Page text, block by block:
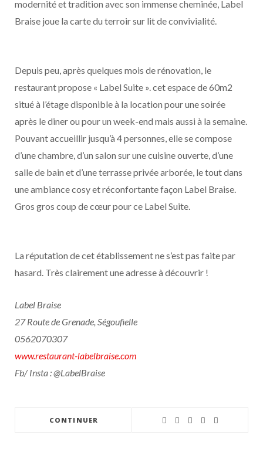
modernité et tradition avec son immense cheminée, Label
Braise joue la carte du terroir sur lit de convivialité.
Depuis peu, après quelques mois de rénovation, le
restaurant propose « Label Suite ». cet espace de 60m2
situé à l’étage disponible à la location pour une soirée
après le diner ou pour un week-end mais aussi à la semaine.
Pouvant accueillir jusqu’à 4 personnes, elle se compose
d’une chambre, d’un salon sur une cuisine ouverte, d’une
salle de bain et d’une terrasse privée arborée, le tout dans
une ambiance cosy et réconfortante façon Label Braise.
Gros gros coup de cœur pour ce Label Suite.
La réputation de cet établissement ne s’est pas faite par
hasard. Très clairement une adresse à découvrir !
Label Braise
27 Route de Grenade, Ségoufielle
0562070307
www.restaurant-labelbraise.com
Fb/ Insta : @LabelBraise
CONTINUER